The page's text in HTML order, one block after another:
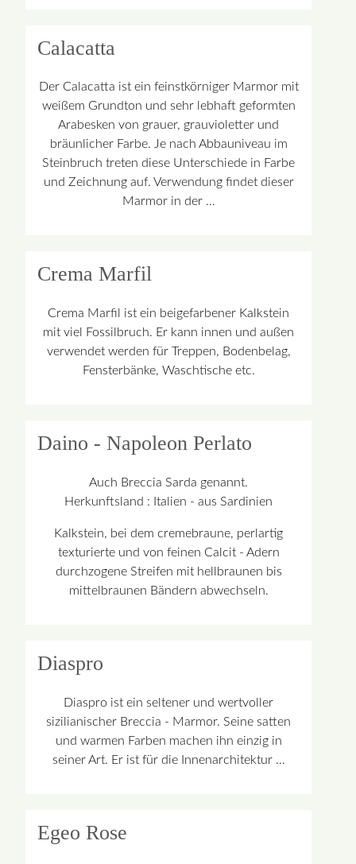
Calacatta
Der Calacatta ist ein feinstkörniger Marmor mit
weißem Grundton und sehr lebhaft geformten
Arabesken von grauer, grauvioletter und
bräunlicher Farbe. Je nach Abbauniveau im
Steinbruch treten diese Unterschiede in Farbe
und Zeichnung auf. Verwendung findet dieser
Marmor in der …
Crema Marfil
Crema Marfil ist ein beigefarbener Kalkstein
mit viel Fossilbruch. Er kann innen und außen
verwendet werden für Treppen, Bodenbelag,
Fensterbänke, Waschtische etc.
Daino - Napoleon Perlato
Auch Breccia Sarda genannt.
Herkunftsland : Italien - aus Sardinien
Kalkstein, bei dem cremebraune, perlartig
texturierte und von feinen Calcit - Adern
durchzogene Streifen mit hellbraunen bis
mittelbraunen Bändern abwechseln.
Diaspro
Diaspro ist ein seltener und wertvoller
sizilianischer Breccia - Marmor. Seine satten
und warmen Farben machen ihn einzig in
seiner Art. Er ist für die Innenarchitektur …
Egeo Rose